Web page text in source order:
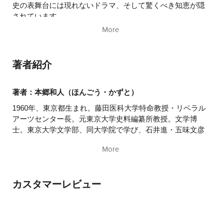
史の表舞台には現れないドラマ、そして驚くべき知恵が隠
されています。
す幻の橋など、北は北海道から南は沖縄まで121カ所の橋
を巡る知的探訪書です。
単なる建造物の記録にとどまらず、「なぜこの場所に、こ
の形で架けられたのか？」という謎を紐解くことで、その
土地の風土や歴史の裏に隠された意外な真実が鮮やかに浮
かび上がります。
ページをめくれば、まるで時空を超えた旅に出るような高
More
著者紹介
著者：本郷和人（ほんごう・かずと）
1960年、東京都生まれ。藤田医科大学特命教授・リベラル
アーツセンター長。元東京大学史料編纂所教授。文学博
士。東京大学文学部、同大学院で学び、石井進・五味文彦
家体系や武士の精神構造を実証的に研究する傍ら、歴史学
がおしえる やばい日本史』(ダイヤモンド社)などベストセ
More
カスタマーレビュー